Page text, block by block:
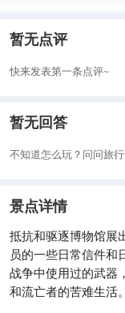
暂无点评
快来发表第一条点评~
暂无回答
不知道怎么玩？问问旅行
景点详情
抵抗和驱逐博物馆展
员的一些日常信件和
战争中使用过的武器
和流亡者的苦难生活。